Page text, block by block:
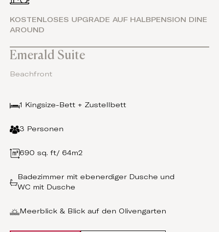
KOSTENLOSES UPGRADE AUF HALBPENSION DINE
AROUND
Emerald Suite
Beachfront
1 Kingsize-Bett + Zustellbett
3 Personen
690 sq. ft/ 64m2
Badezimmer mit ebenerdiger Dusche und
WC mit Dusche
Meerblick & Blick auf den Olivengarten